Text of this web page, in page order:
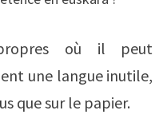
propres où il peut
une langue inutile,
que sur le papier.